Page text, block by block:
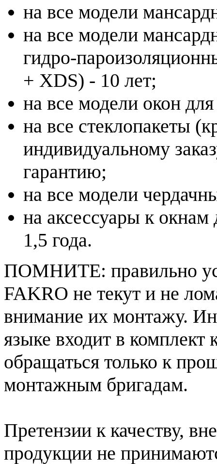
на все модели
на все модели
гидро-
+ XDS) - 10 лет;
на все модели окон
на все стеклопакеты
индивидуальному
гарантию;
на все модели
на аксессуары к
1,5 года.
ПОМНИТЕ: правильно
FAKRO не текут и не
внимание их монтажу.
языке входит в
обращаться только к
монтажным бригадам.
Претензии к качеству,
продукции не